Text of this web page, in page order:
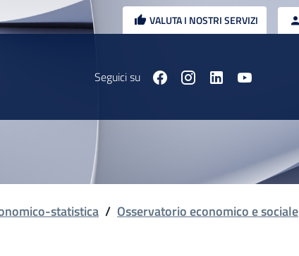
VALUTA I NOSTRI SERVIZI
Seguici su
statistica / Osservatorio economico e sociale